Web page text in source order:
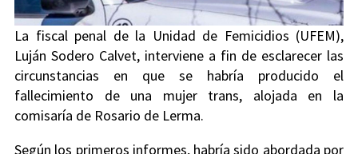
La fiscal penal de la Unidad de Femicidios (UFEM),
Luján Sodero Calvet, interviene a fin de esclarecer las
circunstancias en que se habría producido el
fallecimiento de una mujer trans, alojada en la
comisaría de Rosario de Lerma.
Según los primeros informes, habría sido abordada por